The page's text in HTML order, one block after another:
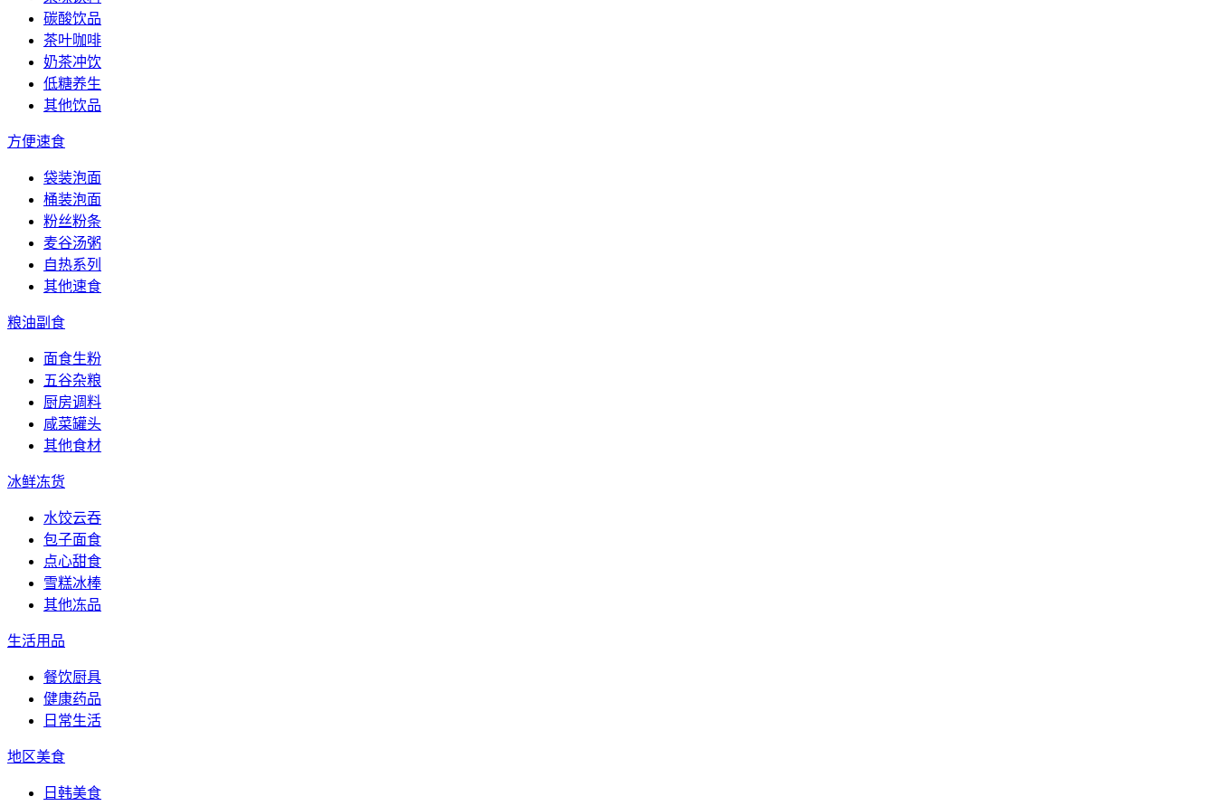
碳酸饮品
茶叶咖啡
奶茶冲饮
低糖养生
其他饮品
方便速食
袋装泡面
桶装泡面
粉丝粉条
麦谷汤粥
自热系列
其他速食
粮油副食
面食生粉
五谷杂粮
厨房调料
咸菜罐头
其他食材
冰鲜冻货
水饺云吞
包子面食
点心甜食
雪糕冰棒
其他冻品
生活用品
餐饮厨具
健康药品
日常生活
地区美食
日韩美食